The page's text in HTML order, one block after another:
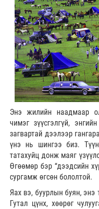
Энэ жилийн наадмаар
чимэг зүүсгэлгүй,
загвартай дээлээр
үнэ нь шингээ биз.
татахуйц донж маяг
Өгөөмөр бэр “дээдсийн
сургамж өгсөн бололтой.
Яах вэ, буурлын буян, энэ
Гутал цүнх, хөөрөг